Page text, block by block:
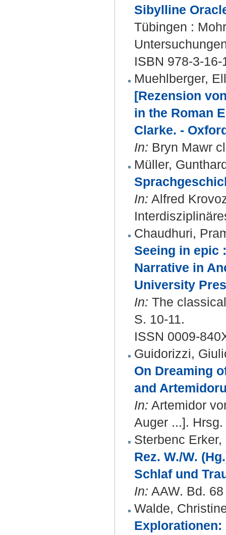
Sibylline
Tübingen :
ISBN 978-3-
Muehlberger,
[Rezension
in the Roman
Clarke. -
In: Bryn Mawr
Müller,
In: Alfred
Chaudhuri,
Seeing in epic
Narrative in
University
In: The
S. 10-11.
ISSN 0009-
Guidorizzi,
On Dreaming
and
In: Artemidor
Auger ...].
Sterbenc Erker,
Rez. W./W.
Schlaf und
In: AAW. Bd.
Walde,
Explorationen: